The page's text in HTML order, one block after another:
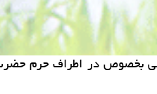
بخصوص در اطراف حرم